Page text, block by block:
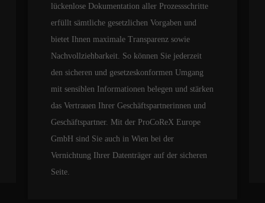
lückenlose Dokumentation aller Prozessschritte
erfüllt sämtliche gesetzlichen Vorgaben und
bietet Ihnen maximale Transparenz sowie
Nachvollziehbarkeit. So können Sie jederzeit
den sicheren und gesetzeskonformen Umgang
mit sensiblen Informationen belegen und stärken
das Vertrauen Ihrer Geschäftspartnerinnen und
Geschäftspartner. Mit der ProCoReX Europe
GmbH sind Sie auch in Wien bei der
Vernichtung Ihrer Datenträger auf der sicheren
Seite.